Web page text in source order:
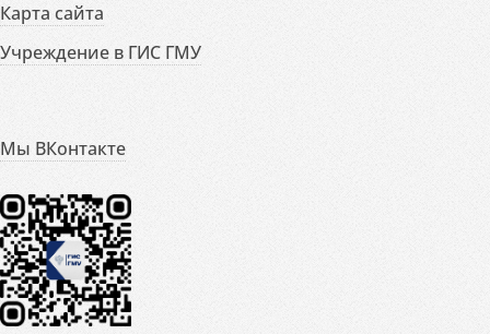
Карта сайта
Учреждение в ГИС ГМУ
Мы ВКонтакте